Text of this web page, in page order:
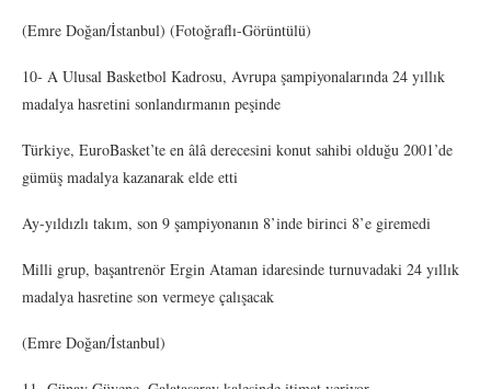
(Emre Doğan/İstanbul) (Fotoğraflı-Görüntülü)
10- A Ulusal Basketbol Kadrosu, Avrupa şampiyonalarında 24 yıllık
madalya hasretini sonlandırmanın peşinde
Türkiye, EuroBasket’te en âlâ derecesini konut sahibi olduğu 2001’de
gümüş madalya kazanarak elde etti
Ay-yıldızlı takım, son 9 şampiyonanın 8’inde birinci 8’e giremedi
Milli grup, başantrenör Ergin Ataman idaresinde turnuvadaki 24 yıllık
madalya hasretine son vermeye çalışacak
(Emre Doğan/İstanbul)